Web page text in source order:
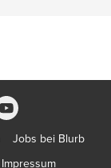
Jobs bei Blurb
Impressum